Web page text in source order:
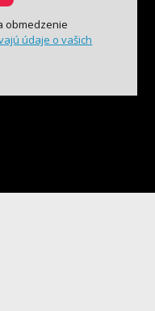
obmedzenie
údaje o vašich